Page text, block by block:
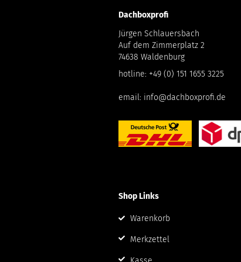
Dachboxprofi
Jürgen Schlauersbach
Auf dem Zimmerplatz 2
74638 Waldenburg
hotline: +49 (0) 151 1655 3225
email: info@dachboxprofi.de
Shop Links
Warenkorb
Merkzettel